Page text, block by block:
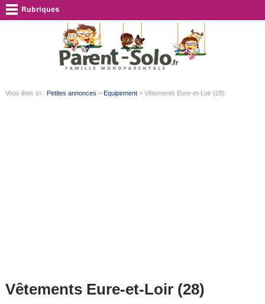
Vous êtes ici : Petites annonces > Equipement> Vêtements Eure-et-Loir (28)
Vêtements Eure-et-Loir (28)